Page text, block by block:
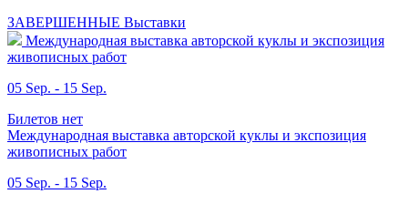
ЗАВЕРШЕННЫЕ Выставки
Международная выставка авторской куклы и экспозиция
живописных работ
05 Sep. - 15 Sep.
Билетов нет
Международная выставка авторской куклы и экспозиция
живописных работ
05 Sep. - 15 Sep.